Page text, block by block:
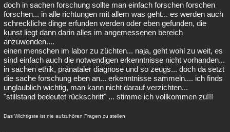
doch in sachen forschung sollte man einfach forschen forschen
forschen... in alle richtungen mit allem was geht... es werden auch
schreckliche dinge erfunden werden oder eben gefunden, die
kunst liegt dann darin alles im angemessenen bereich
anzuwenden....
einen menschen im labor zu züchten... naja, geht wohl zu weit, es
sind einfach auch die notwendigen erkenntnisse nicht vorhanden...
in sachen ethik, pränataler diagnose und so zeugs... doch da setzt
die sache forschung eben an... erkenntnisse sammeln.... ich finds
unglaublich wichtig, man kann nicht darauf verzichten...
"stillstand bedeutet rückschritt" ... stimme ich vollkommen zu!!!
Das Wichtigste ist nie aufzuhören Fragen zu stellen